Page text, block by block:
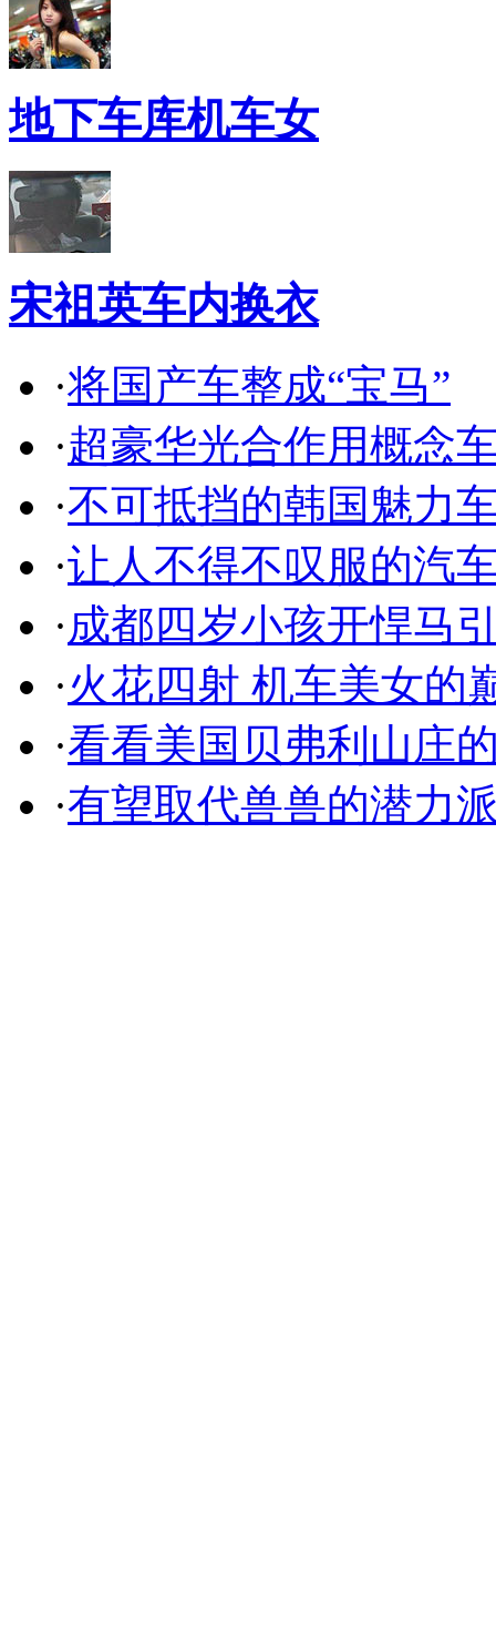
地下车库机车女
宋祖英车内换衣
·将国产车整成“宝马”
·超豪华光合作用概念
·不可抵挡的韩国魅力
·让人不得不叹服的汽
·成都四岁小孩开悍马
·火花四射 机车美女的
·看看美国贝弗利山庄
·有望取代兽兽的潜力